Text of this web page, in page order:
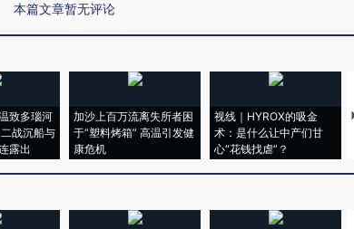
本篇文章暂无评论
致多瑙河
战沉船与
露出
加沙上百万流离失所者困
于“塑料烤箱” 高温引发健
康危机
视线｜HYROX的吸金
术：是什么让中产们甘
心“花钱找虐”？